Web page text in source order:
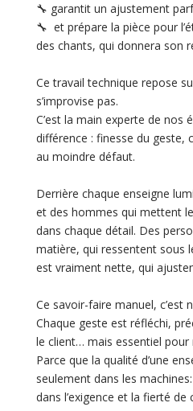
🔧 garantit un ajustement
🔧 et prépare la pièce pour
des chants, qui donnera son
Ce travail technique repose
s’improvise pas.
C’est la main experte de nos
différence : finesse du geste,
au moindre défaut.
Derrière chaque enseigne
et des hommes qui mettent
dans chaque détail. Des
matière, qui ressentent sous
est vraiment nette, qui
Ce savoir-faire manuel, c’est
Chaque geste est réfléchi,
le client… mais essentiel pour
Parce que la qualité d’une
seulement dans les
dans l’exigence et la fierté de